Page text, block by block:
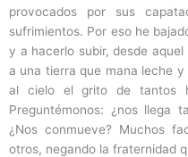
provocados por sus
sufrimientos. Por eso he
y a hacerlo subir, desde
a una tierra que mana leche y
al cielo el grito de tantos
Preguntémonos: ¿nos llega
¿Nos conmueve? Muchos
otros, negando la fraternidad